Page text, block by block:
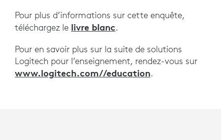
Pour plus d’informations sur cette enquête,
téléchargez le livre blanc.
Pour en savoir plus sur la suite de solutions
Logitech pour l’enseignement, rendez-vous sur
www.logitech.com//education.